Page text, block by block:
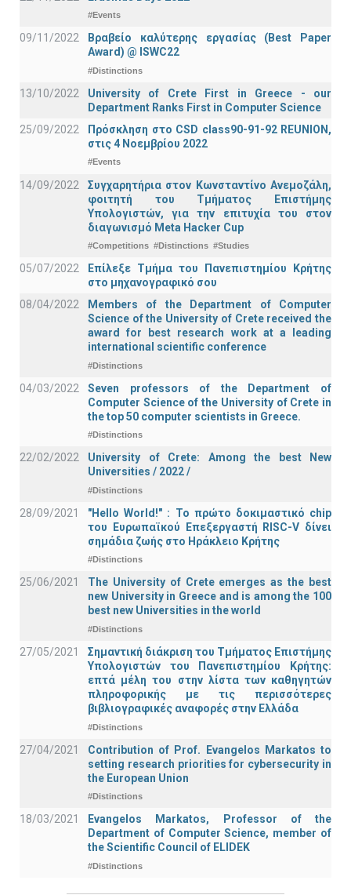
#Events
09/11/2022
Βραβείο καλύτερης εργασίας (Best Paper
Award) @ ISWC22
#Distinctions
13/10/2022
University of Crete First in Greece - our
Department Ranks First in Computer Science
25/09/2022
Πρόσκληση στο CSD class90-91-92 REUNION,
στις 4 Νοεμβρίου 2022
#Events
14/09/2022
Συγχαρητήρια στον Κωνσταντίνο Ανεμοζάλη,
φοιτητή του Τμήματος Επιστήμης
Υπολογιστών, για την επιτυχία του στον
διαγωνισμό Meta Hacker Cup
#Competitions #Distinctions #Studies
05/07/2022
Επίλεξε Τμήμα του Πανεπιστημίου Κρήτης
στο μηχανογραφικό σου
08/04/2022
Members of the Department of Computer
Science of the University of Crete received the
award for best research work at a leading
international scientific conference
#Distinctions
04/03/2022
Seven professors of the Department of
Computer Science of the University of Crete in
the top 50 computer scientists in Greece.
#Distinctions
22/02/2022
University of Crete: Among the best New
Universities / 2022 /
#Distinctions
28/09/2021
"Hello World!" : Το πρώτο δοκιμαστικό chip
του Ευρωπαϊκού Επεξεργαστή RISC-V δίνει
σημάδια ζωής στο Ηράκλειο Κρήτης
#Distinctions
25/06/2021
The University of Crete emerges as the best
new University in Greece and is among the 100
best new Universities in the world
#Distinctions
27/05/2021
Σημαντική διάκριση του Τμήματος Επιστήμης
Υπολογιστών του Πανεπιστημίου Κρήτης:
επτά μέλη του στην λίστα των καθηγητών
πληροφορικής με τις περισσότερες
βιβλιογραφικές αναφορές στην Ελλάδα
#Distinctions
27/04/2021
Contribution of Prof. Evangelos Markatos to
setting research priorities for cybersecurity in
the European Union
#Distinctions
18/03/2021
Evangelos Markatos, Professor of the
Department of Computer Science, member of
the Scientific Council of ELIDEK
#Distinctions